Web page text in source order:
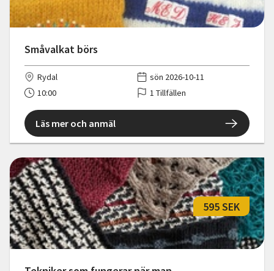
Småvalkat börs
Rydal
sön 2026-10-11
10:00
1 Tillfällen
Läs mer och anmäl
595 SEK